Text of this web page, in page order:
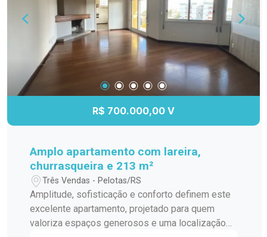
R$ 700.000,00 V
Amplo apartamento com lareira,
churrasqueira e 213 m²
Três Vendas - Pelotas/RS
Amplitude, sofisticação e conforto definem este
excelente apartamento, projetado para quem
valoriza espaços generosos e uma localização